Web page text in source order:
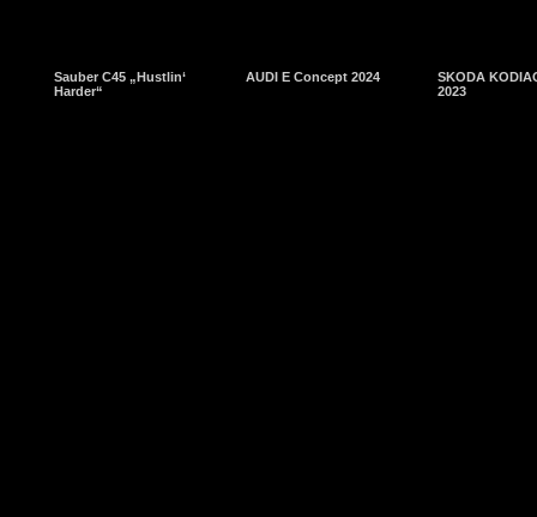
Sauber C45 „Hustlin‘
Harder“
AUDI E Concept 2024
SKODA
2023